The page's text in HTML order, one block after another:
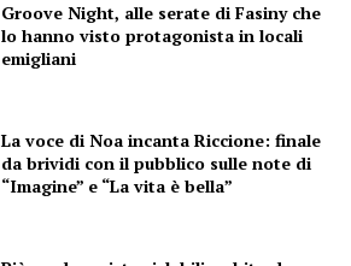
Groove Night, alle serate di Fasiny che
lo hanno visto protagonista in locali
emigliani
La voce di Noa incanta Riccione: finale
da brividi con il pubblico sulle note di
“Imagine” e “La vita è bella”